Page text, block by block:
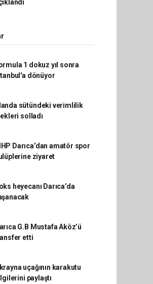
1 dokuz yıl sonra
dönüyor
sütündeki verimlilik
solladı
Darıca’dan amatör spor
ziyaret
heyecanı Darıca’da
G.B Mustafa Aköz’ü
etti
uçağının karakutu
paylaştı